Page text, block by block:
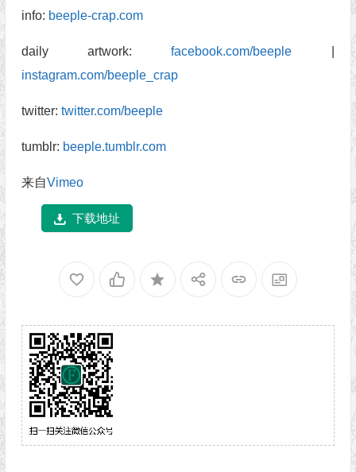
info: beeple-crap.com
daily artwork:facebook.com/beeple
instagram.com/beeple_crap
twitter: twitter.com/beeple
tumblr: beeple.tumblr.com
来自Vimeo
下载地址